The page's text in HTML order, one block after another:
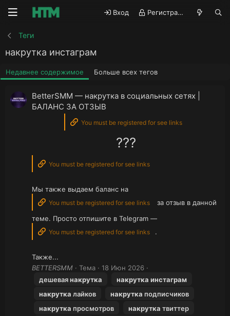
Вход Регистрация
Теги
накрутка инстаграм
Недавнее содержимое Больше всех тегов
BetterSMM — накрутка в социальных сетях |
БАЛАНС ЗА ОТЗЫВ
You must be registered for see links
???
You must be registered for see links
Мы также выдаем баланс на
You must be registered for see links
за отзыв в данной
теме. Просто отпишите в Telegram —
You must be registered for see links .
Также...
BETTERSMM
Тема
18 Июн 2026
дешеваянакрутка накрутка инстаграм
накрутка лайков накрутка подписчиков
накрутка просмотров накрутка твиттер